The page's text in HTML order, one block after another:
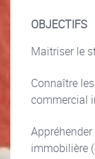
OBJECTIFS
Maitriser le
Connaître
commercial
immobilière